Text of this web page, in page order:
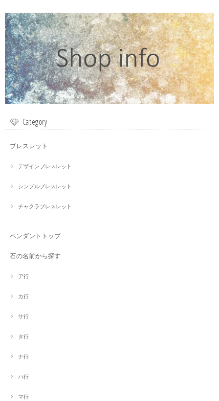
Category
ブレスレット
デザインブレスレット
シンプルブレスレット
チャクラブレスレット
ペンダントトップ
石の名前から探す
ア行
カ行
サ行
タ行
ナ行
ハ行
マ行